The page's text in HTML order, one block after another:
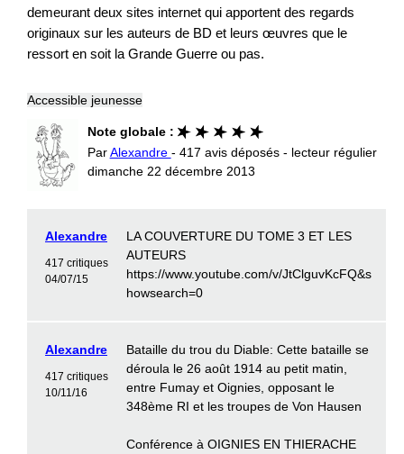
demeurant deux sites internet qui apportent des regards
originaux sur les auteurs de BD et leurs œuvres que le
ressort en soit la Grande Guerre ou pas.
Accessible jeunesse
Note globale :
ParAlexandre - 417 avis déposés - lecteur régulier
dimanche 22 décembre 2013
Alexandre
417 critiques
04/07/15
LA COUVERTURE DU TOME 3 ET LES
AUTEURS
https://www.youtube.com/v/JtClguvKcFQ&s
howsearch=0
Alexandre
417 critiques
10/11/16
Bataille du trou du Diable: Cette bataille se
déroula le 26 août 1914 au petit matin,
entre Fumay et Oignies, opposant le
348ème RI et les troupes de Von Hausen
Conférence à OIGNIES EN THIERACHE